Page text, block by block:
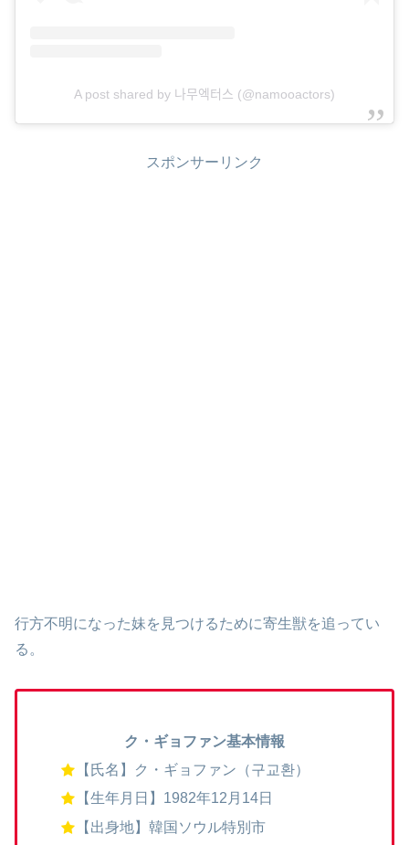
A post shared by 나무엑터스 (@namooactors)
スポンサーリンク
行方不明になった妹を見つけるために寄生獣を追ってい
る。
ク・ギョファン基本情報
【氏名】ク・ギョファン（구교환）
【生年月日】1982年12月14日
【出身地】韓国ソウル特別市